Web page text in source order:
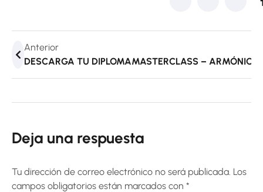
Anterior
DESCARGA TU DIPLOMAMASTERCLASS – ARMÓNICA
Deja una respuesta
Tu dirección de correo electrónico no será publicada. Los
campos obligatorios están marcados con *